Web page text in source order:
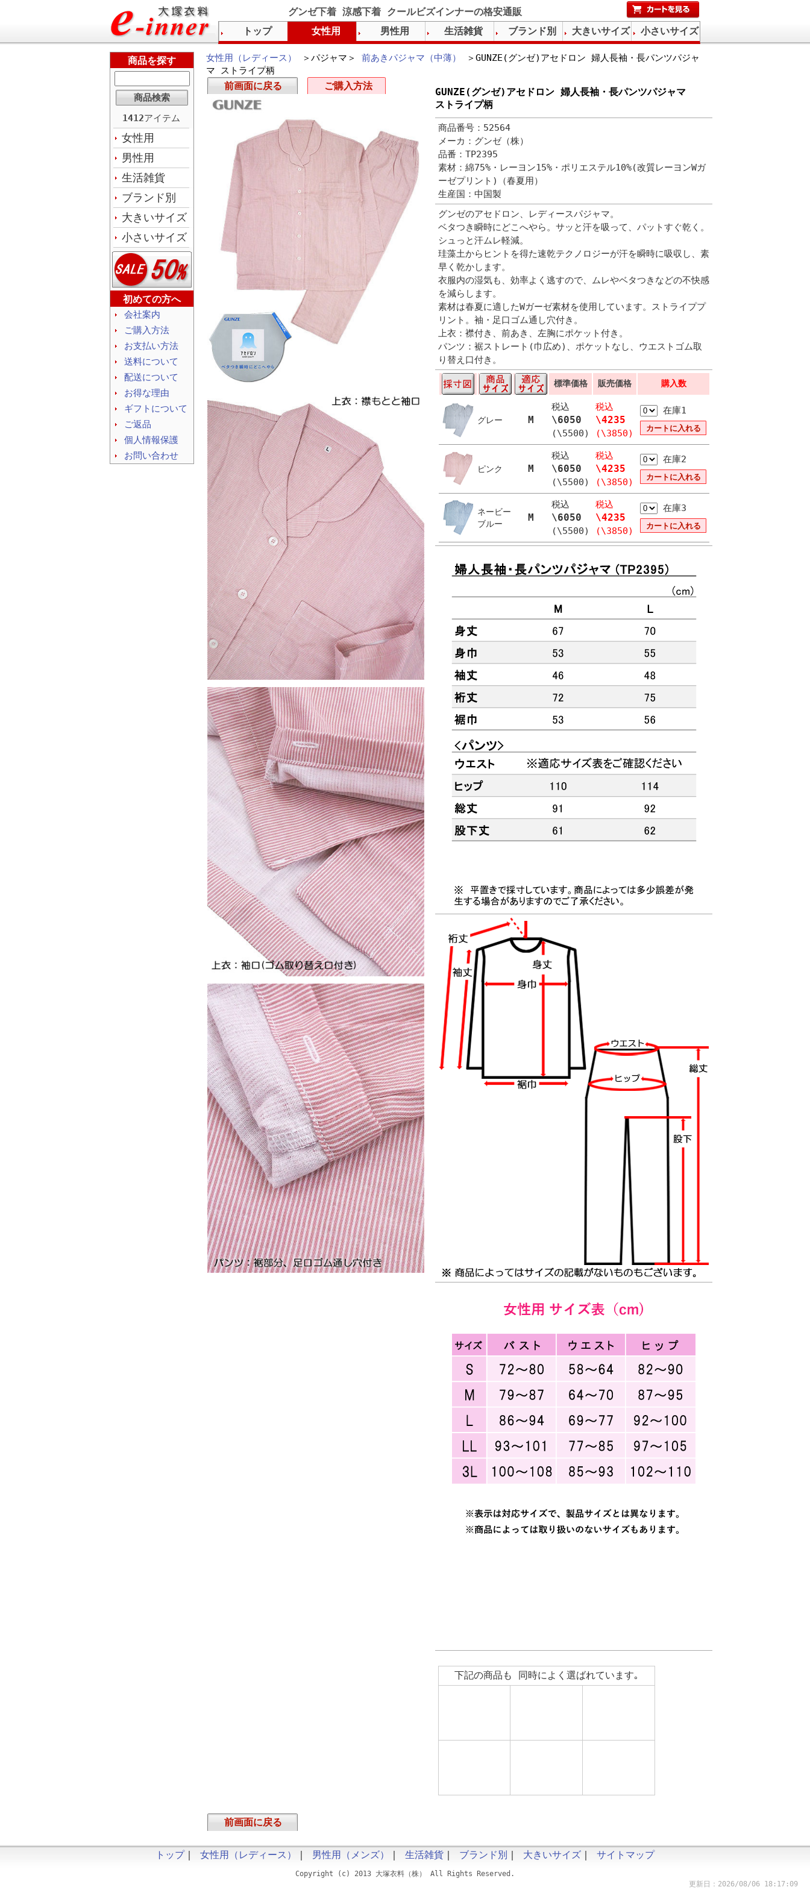
グンゼ下着 涼感下着 クールビズインナーの格安通販
女性用（レディース） ＞パジャマ＞ 前あきパジャマ（中薄）
＞GUNZE(グンゼ)アセドロン 婦人長袖・長パンツパジャ
マ ストライプ柄
GUNZE(グンゼ)アセドロン 婦人長袖・長パンツパジャマ
ストライプ柄
商品番号：52564
メーカ：グンゼ（株）
品番：TP2395
素材：綿75%・レーヨン15%・ポリエステル10%(改質レーヨンWガ
ーゼプリント)（春夏用）
生産国：中国製
グンゼのアセドロン、レディースパジャマ。
ベタつき瞬時にどこへやら。サッと汗を吸って、パットすぐ乾く。
シュっと汗ムレ軽減。
珪藻土からヒントを得た速乾テクノロジーが汗を瞬時に吸収し、素
早く乾かします。
衣服内の湿気も、効率よく逃すので、ムレやベタつきなどの不快感
を減らします。
素材は春夏に適したWガーゼ素材を使用しています。ストライププ
リント。袖・足口ゴム通し穴付き。
上衣：襟付き、前あき、左胸にポケット付き。
パンツ：裾ストレート(巾広め)、ポケットなし、ウエストゴム取
り替え口付き。
標準価格 販売価格 購入数
グレー M
税込
\6050
(\5500)
税込
\4235
(\3850)
在庫1
ピンク M
税込
\6050
(\5500)
税込
\4235
(\3850)
在庫2
ネービー
ブルー
M
税込
\6050
(\5500)
税込
\4235
(\3850)
在庫3
下記の商品も 同時によく選ばれています｡
前画面に戻る ご購入方法
前画面に戻る
商品を探す
1412アイテム
女性用
男性用
生活雑貨
ブランド別
大きいサイズ
小さいサイズ
初めての方へ
会社案内
ご購入方法
お支払い方法
送料について
配送について
お得な理由
ギフトについて
ご返品
個人情報保護
お問い合わせ
トップ 女性用 男性用 生活雑貨 ブランド別 大きいサイズ 小さいサイズ
トップ｜ 女性用（レディース） ｜ 男性用（メンズ） ｜ 生活雑貨 ｜ ブランド別 ｜ 大きいサイズ ｜ サイトマップ
Copyright (c) 2013 大塚衣料（株） All Rights Reserved.
更新日：2026/08/06 18:17:09